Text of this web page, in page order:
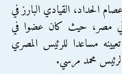
الحداد، القيادي البارز في
في مصر، حيث كان عضوا في
مساعدا للرئيس المصري
محمد مرسي.